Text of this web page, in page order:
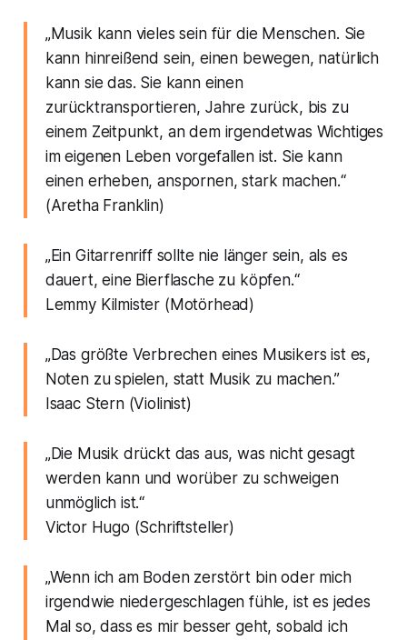
„Musik kann vieles sein für die Menschen. Sie
kann hinreißend sein, einen bewegen, natürlich
kann sie das. Sie kann einen
zurücktransportieren, Jahre zurück, bis zu
einem Zeitpunkt, an dem irgendetwas Wichtiges
im eigenen Leben vorgefallen ist. Sie kann
einen erheben, anspornen, stark machen.“
(Aretha Franklin)
„Ein Gitarrenriff sollte nie länger sein, als es
dauert, eine Bierflasche zu köpfen.“
Lemmy Kilmister (Motörhead)
„Das größte Verbrechen eines Musikers ist es,
Noten zu spielen, statt Musik zu machen.”
Isaac Stern (Violinist)
„Die Musik drückt das aus, was nicht gesagt
werden kann und worüber zu schweigen
unmöglich ist.“
Victor Hugo (Schriftsteller)
„Wenn ich am Boden zerstört bin oder mich
irgendwie niedergeschlagen fühle, ist es jedes
Mal so, dass es mir besser geht, sobald ich